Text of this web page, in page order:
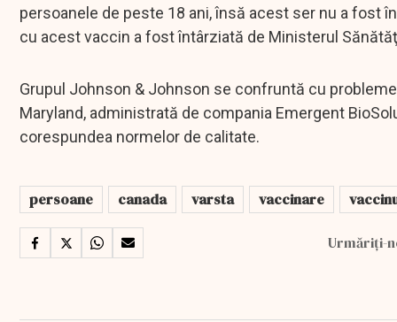
persoanele de peste 18 ani, însă acest ser nu a fost
cu acest vaccin a fost întârziată de Ministerul
Grupul Johnson & Johnson se confruntă cu
Maryland, administrată de compania Emergent
corespundea normelor de calitate.
persoane canada varsta vaccinare
Urmăriți-